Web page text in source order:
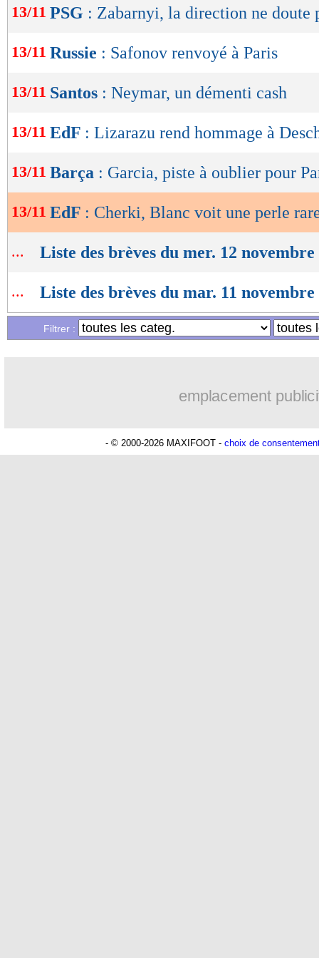
de
OK
13/11 PSG : Zabarnyi, la direction ne doute
13/11 Russie : Safonov renvoyé à Paris
13/11 Santos : Neymar, un démenti cash
13/11 EdF : Lizarazu rend hommage à
13/11 Barça : Garcia, piste à oublier pour
13/11 EdF : Cherki, Blanc voit une perle
... Liste des brèves du mer. 12 novembre
... Liste des brèves du mar. 11 novembre
Filtrer :
emplacement
- © 2000-2026 MAXIFOOT - choix de